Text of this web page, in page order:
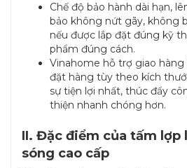
Chế độ bảo hành dài hạn,
bảo không nứt gãy, không
nếu được lắp đặt đúng kỹ
phẩm đúng cách.
Vinahome hỗ trợ giao
đặt hàng tùy theo kích
sự tiện lợi nhất, thúc đẩy
thiện nhanh chóng hơn.
II. Đặc điểm của tấm lợp
sóng cao cấp